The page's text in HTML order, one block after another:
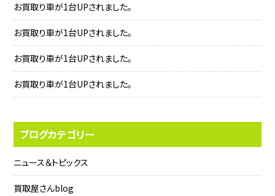
お買取り車が1台UPされました。
お買取り車が1台UPされました。
お買取り車が1台UPされました。
お買取り車が1台UPされました。
ブログカテゴリー
ニュース＆トピックス
買取屋さんblog